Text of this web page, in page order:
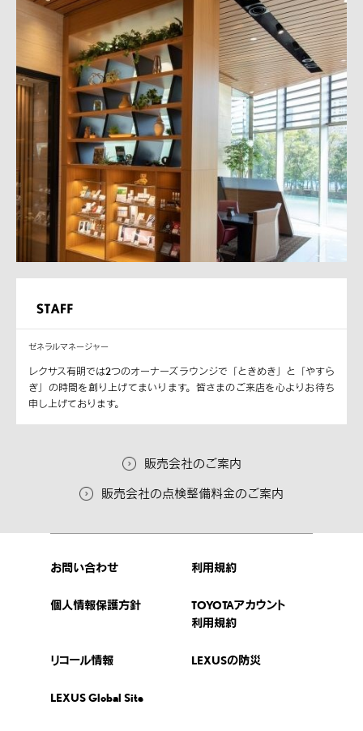
ゼネラルマネージャー
レクサス有明では2つのオーナーズラウンジで「ときめき」と「やすら
ぎ」の時間を創り上げてまいります。皆さまのご来店を心よりお待ち
申し上げております。
販売会社のご案内
販売会社の点検整備料金のご案内
お問い合わせ 利用規約
個人情報保護方針
TOYOTAアカウント
利用規約
リコール情報 LEXUSの防災
LEXUS Global Site